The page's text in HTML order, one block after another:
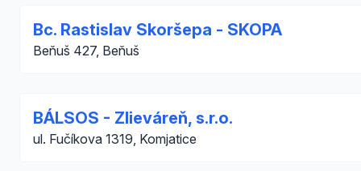
Bc. Rastislav Skoršepa - SKOPA
Beňuš 427, Beňuš
BÁLSOS - Zlieváreň, s.r.o.
ul. Fučíkova 1319, Komjatice